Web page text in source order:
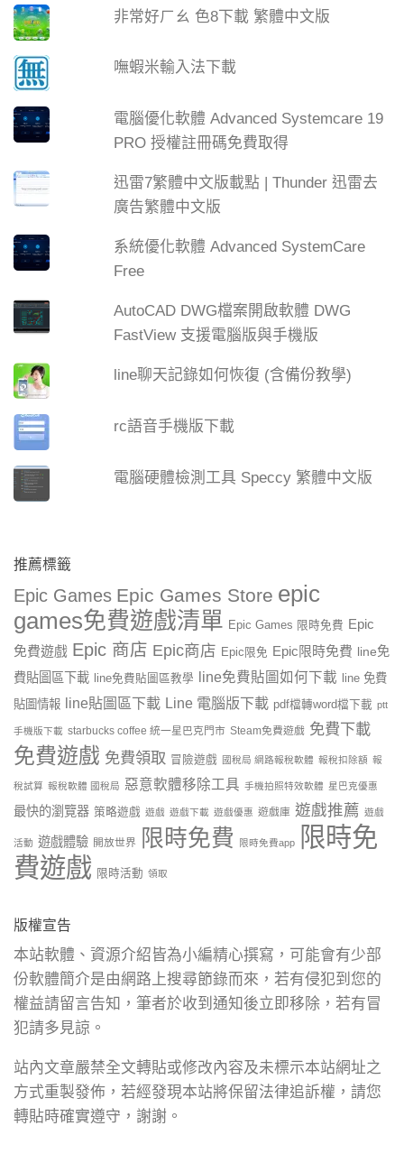
非常好ㄏㄠ 色8下載 繁體中文版
嘸蝦米輸入法下載
電腦優化軟體 Advanced Systemcare 19
PRO 授權註冊碼免費取得
迅雷7繁體中文版載點 | Thunder 迅雷去
廣告繁體中文版
系統優化軟體 Advanced SystemCare
Free
AutoCAD DWG檔案開啟軟體 DWG
FastView 支援電腦版與手機版
line聊天記錄如何恢復 (含備份教學)
rc語音手機版下載
電腦硬體檢測工具 Speccy 繁體中文版
推薦標籤
Epic Games Epic Games Store epic
games免費遊戲清單 Epic Games 限時免費 Epic
免費遊戲 Epic 商店 Epic商店 Epic限免 Epic限時免費 line免
費貼圖區下載
line免費貼圖區教學 line免費貼圖如何下載
line 免費
貼圖情報
line貼圖區下載 Line 電腦版下載 pdf檔轉word檔下載 ptt
手機版下載 starbucks coffee 統一星巴克門市 Steam免費遊戲 免費下載
免費遊戲 免費領取 冒險遊戲 國稅局 網路報稅軟體 報稅扣除額 報
稅試算 報稅軟體 國稅局 惡意軟體移除工具 手機拍照特效軟體 星巴克優惠
最快的瀏覽器 策略遊戲 遊戲 遊戲下載 遊戲優惠 遊戲庫 遊戲推薦 遊戲
活動 遊戲體驗 開放世界 限時免費 限時免費app
限時免
費遊戲 限時活動 領取
版權宣告
本站軟體、資源介紹皆為小編精心撰寫，可能會有少部
份軟體簡介是由網路上搜尋節錄而來，若有侵犯到您的
權益請留言告知，筆者於收到通知後立即移除，若有冒
犯請多見諒。
站內文章嚴禁全文轉貼或修改內容及未標示本站網址之
方式重製發佈，若經發現本站將保留法律追訴權，請您
轉貼時確實遵守，謝謝。